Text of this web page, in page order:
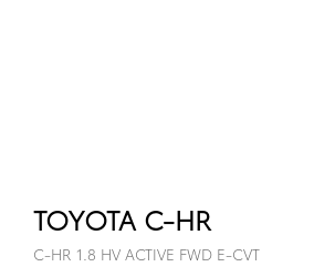
TOYOTA C-HR
C-HR 1.8 HV ACTIVE FWD E-CVT